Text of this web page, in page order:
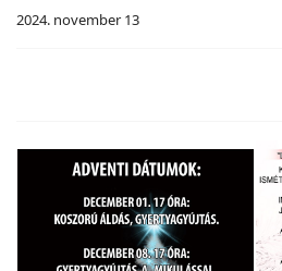
2024. november 13